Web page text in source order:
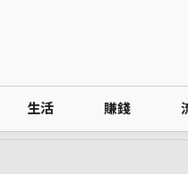
生活 賺錢